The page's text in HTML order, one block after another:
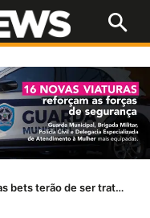
Se o STF tiver lucidez, as bets terão de ser tratadas como jogo de azar